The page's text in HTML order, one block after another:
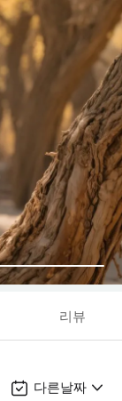
리뷰
다른날짜